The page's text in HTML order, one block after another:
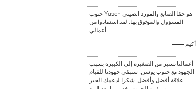
جنوب Yusen هو حقا الصانع والمورد الصيني
المسؤول والموثوق بها. لقد استفادوا من
أعمالي.
—— أكيم
أعمالنا تسير من الصغيرة إلى الكبيرة بسبب
الجهود مع جنوب يوسن. سنبقى جهودنا للقيام
علاقة أفضل وأفضل. شكرا لدعمك الحبر